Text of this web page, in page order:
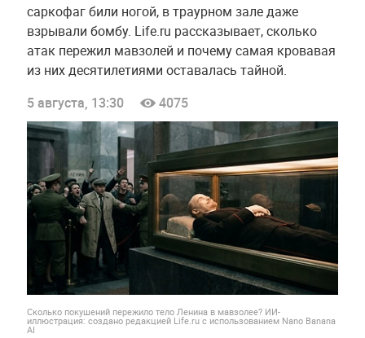
саркофаг били ногой, в траурном зале даже
взрывали бомбу. Life.ru рассказывает, сколько
атак пережил мавзолей и почему самая кровавая
из них десятилетиями оставалась тайной.
5 августа, 13:30
4075
Сколько покушений пережило тело Ленина в мавзолее? ИИ-
иллюстрация: создано редакцией Life.ru с использованием Nano Banana
AI